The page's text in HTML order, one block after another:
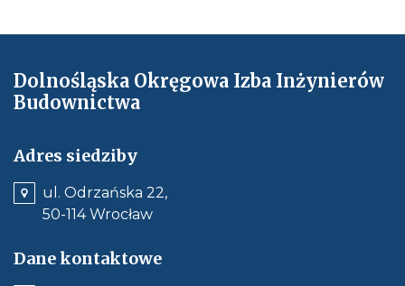
Dolnośląska Okręgowa Izba Inżynierów
Budownictwa
Adres siedziby
ul. Odrzańska 22,
50-114 Wrocław
Dane kontaktowe